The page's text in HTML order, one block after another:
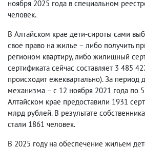
ноября 2025 года в специальном
человек.
В Алтайском крае дети-сироты сами
свое право на жилье – либо получить
регионом квартиру, либо жилищный
сертификата сейчас составляет 3 485
происходит ежеквартально). За период
механизма – с 12 ноября 2021 года по
Алтайском крае предоставили 1931
млрд рублей. В результате
стали 1861 человек.
В 2025 году на обеспечение жильем